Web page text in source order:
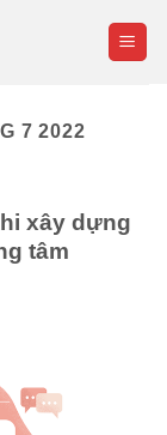
7 2022
xây dựng
tâm